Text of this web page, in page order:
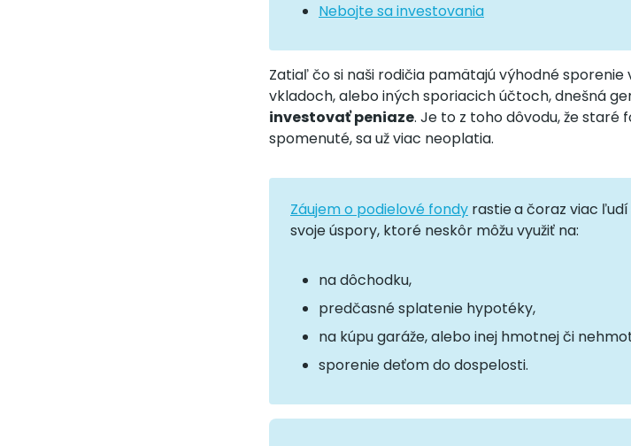
Nebojte sa investovania
Zatiaľ čo si naši rodičia pamätajú výhodné
vkladoch, alebo iných sporiacich účtoch, dnešná
investovať peniaze. Je to z toho dôvodu, že staré
spomenuté, sa už viac neoplatia.
Záujem o podielové fondy rastiea čoraz viac
svoje úspory, ktoré neskôr môžu využiť na:
na dôchodku,
predčasné splatenie hypotéky,
na kúpu garáže, alebo inej hmotnej či
sporenie deťom do dospelosti.